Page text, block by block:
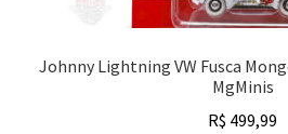
Johnny Lightning VW Fusca
MgMinis
R$ 499,99